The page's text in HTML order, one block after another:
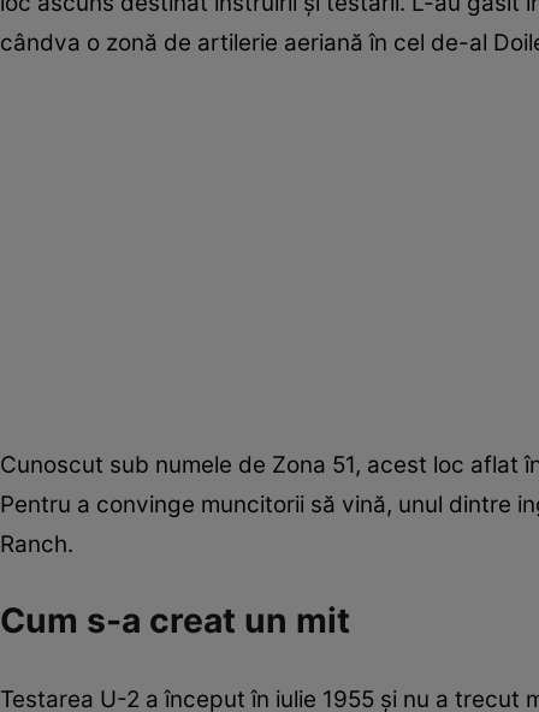
cândva o zonă de artilerie aeriană în cel de-al
Cunoscut sub numele de Zona 51, acest loc aflat
Pentru a convinge muncitorii să vină, unul dintre
Ranch.
Cum s-a creat un mit
Testarea U-2 a început în iulie 1955 şi nu a